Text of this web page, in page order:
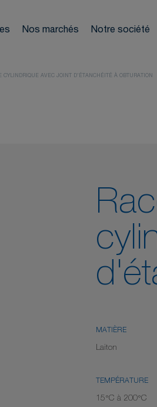
Nos marchés Notre société
CYLINDRIQUE AVEC JOINT D'ÉTANCHÉITÉ À OBTURATION
MATIÈRE
Laiton
TEMPÉRATURE
15°C à 200°C